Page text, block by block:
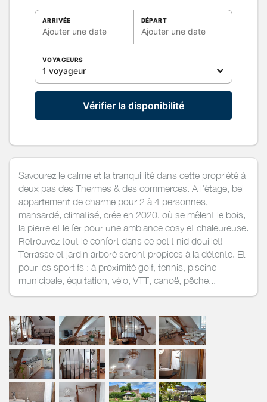
ARRIVÉE
Ajouter une date
DÉPART
Ajouter une date
VOYAGEURS
1 voyageur
Vérifier la disponibilité
Savourez le calme et la tranquillité dans cette propriété à
deux pas des Thermes & des commerces. A l'étage, bel
appartement de charme pour 2 à 4 personnes,
mansardé, climatisé, crée en 2020, où se mêlent le bois,
la pierre et le fer pour une ambiance cosy et chaleureuse.
Retrouvez tout le confort dans ce petit nid douillet!
Terrasse et jardin arboré seront propices à la détente. Et
pour les sportifs : à proximité golf, tennis, piscine
municipale, équitation, vélo, VTT, canoë, pêche...